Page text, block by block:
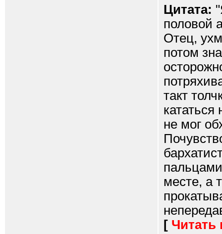
Цитата:
половой
Отец,
потом
такт
не мог
месте, а
[ Читать